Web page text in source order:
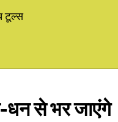
टूल्स
धन से भर जाएंगे